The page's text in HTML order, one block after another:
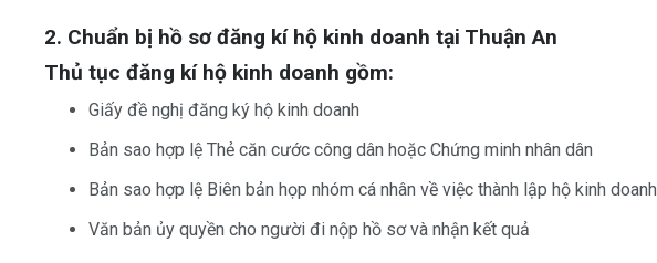
2. Chuẩn bị hồ sơ đăng kí hộ kinh doanh tại Thuận An
Thủ tục đăng kí hộ kinh doanh gồm:
Giấy đề nghị đăng ký hộ kinh doanh
Bản sao hợp lệ Thẻ căn cước công dân hoặc Chứng minh nhân dân
Bản sao hợp lệ Biên bản họp nhóm cá nhân về việc thành lập hộ kinh doanh
Văn bản ủy quyền cho người đi nộp hồ sơ và nhận kết quả